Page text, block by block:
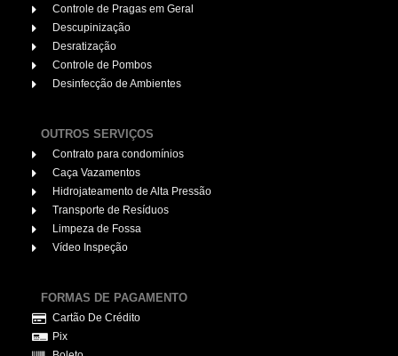
Controle de Pragas em Geral
Descupinização
Desratização
Controle de Pombos
Desinfecção de Ambientes
OUTROS SERVIÇOS
Contrato para condomínios
Caça Vazamentos
Hidrojateamento de Alta Pressão
Transporte de Resíduos
Limpeza de Fossa
Vídeo Inspeção
FORMAS DE PAGAMENTO
Cartão De Crédito
Pix